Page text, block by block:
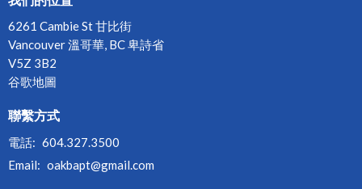
6261 Cambie St 甘比街
Vancouver 溫哥華, BC 卑詩省
V5Z 3B2
谷歌地圖
聯繫方式
電話: 604.327.3500
Email: oakbapt@gmail.com